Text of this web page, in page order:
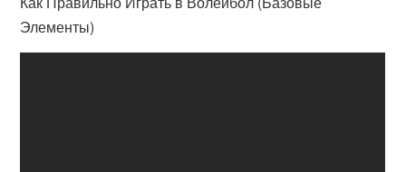
Элементы)